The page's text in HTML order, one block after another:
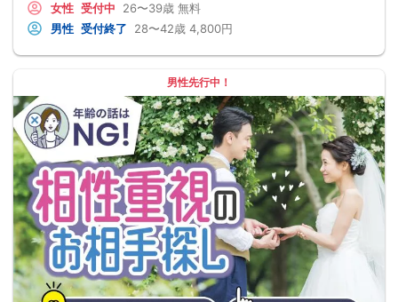
女性 受付中 26〜39歳 無料
男性 受付終了 28〜42歳 4,800円
男性先行中！